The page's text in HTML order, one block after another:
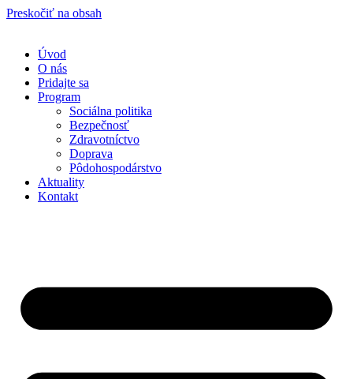
Preskočiť na obsah
Úvod
O nás
Pridajte sa
Program
Sociálna politika
Bezpečnosť
Zdravotníctvo
Doprava
Pôdohospodárstvo
Aktuality
Kontakt